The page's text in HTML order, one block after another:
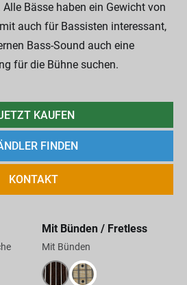
Mit Bünden / Fretless
Mit Bünden
Bässe haben ein Gewicht von
auch für Bassisten interessant,
Bass-Sound auch eine
für die Bühne suchen.
KAUFEN
FINDEN
KONTAKT